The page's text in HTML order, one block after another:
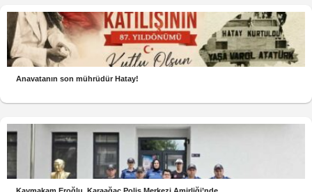
Anavatanın son mührüdür Hatay!
Kaymakam Eroğlu, Karaağaç Polis Merkezi Amirliği’nde